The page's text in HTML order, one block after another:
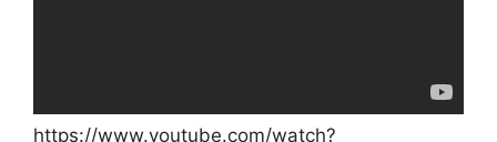
https://www.youtube.com/watch?